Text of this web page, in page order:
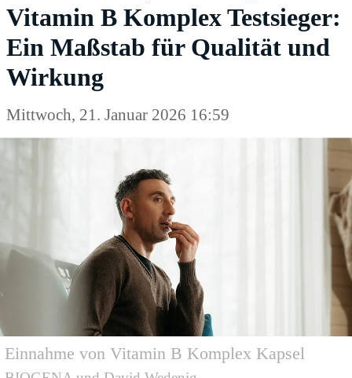
Vitamin B Komplex Testsieger:
Ein Maßstab für Qualität und
Wirkung
Einnahme von Vitamin B Komplex Kapsel
Mittwoch, 21. Januar 2026 16:59